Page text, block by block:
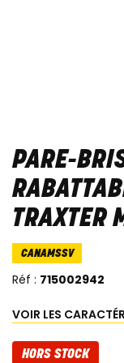
PARE-
TRAXTER
CANAMSSV
Réf : 715002942
VOIR LES
HORS STOCK